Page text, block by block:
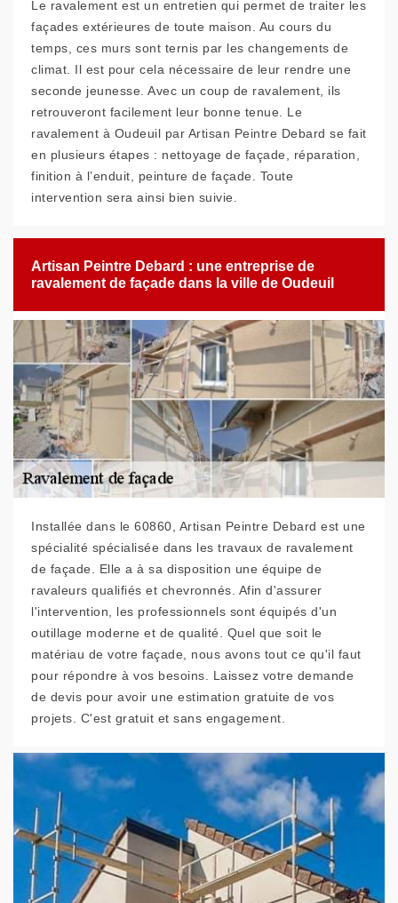
Le ravalement est un entretien qui permet de traiter les
façades extérieures de toute maison. Au cours du
temps, ces murs sont ternis par les changements de
climat. Il est pour cela nécessaire de leur rendre une
seconde jeunesse. Avec un coup de ravalement, ils
retrouveront facilement leur bonne tenue. Le
ravalement à Oudeuil par Artisan Peintre Debard se fait
en plusieurs étapes : nettoyage de façade, réparation,
finition à l’enduit, peinture de façade. Toute
intervention sera ainsi bien suivie.
Artisan Peintre Debard : une entreprise de
ravalement de façade dans la ville de Oudeuil
Installée dans le 60860, Artisan Peintre Debard est une
spécialité spécialisée dans les travaux de ravalement
de façade. Elle a à sa disposition une équipe de
ravaleurs qualifiés et chevronnés. Afin d'assurer
l'intervention, les professionnels sont équipés d'un
outillage moderne et de qualité. Quel que soit le
matériau de votre façade, nous avons tout ce qu'il faut
pour répondre à vos besoins. Laissez votre demande
de devis pour avoir une estimation gratuite de vos
projets. C'est gratuit et sans engagement.